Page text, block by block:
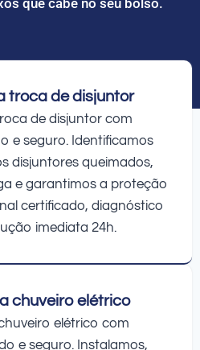
troca de disjuntor
de disjuntor com
e seguro. Identificamos
disjuntores queimados,
e garantimos a proteção
certificado, diagnóstico
imediata 24h.
chuveiro elétrico
elétrico com
e seguro. Instalamos,